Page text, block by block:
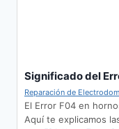
Significado del
Reparación de
El Error F04 en
Aquí te explicamos